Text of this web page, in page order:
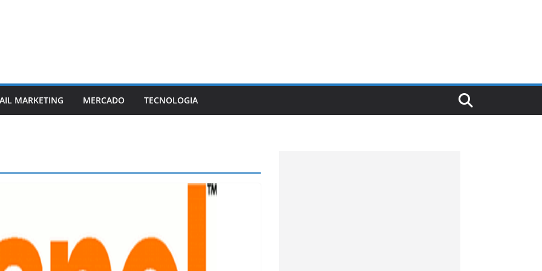
MARKETING MERCADO TECNOLOGIA